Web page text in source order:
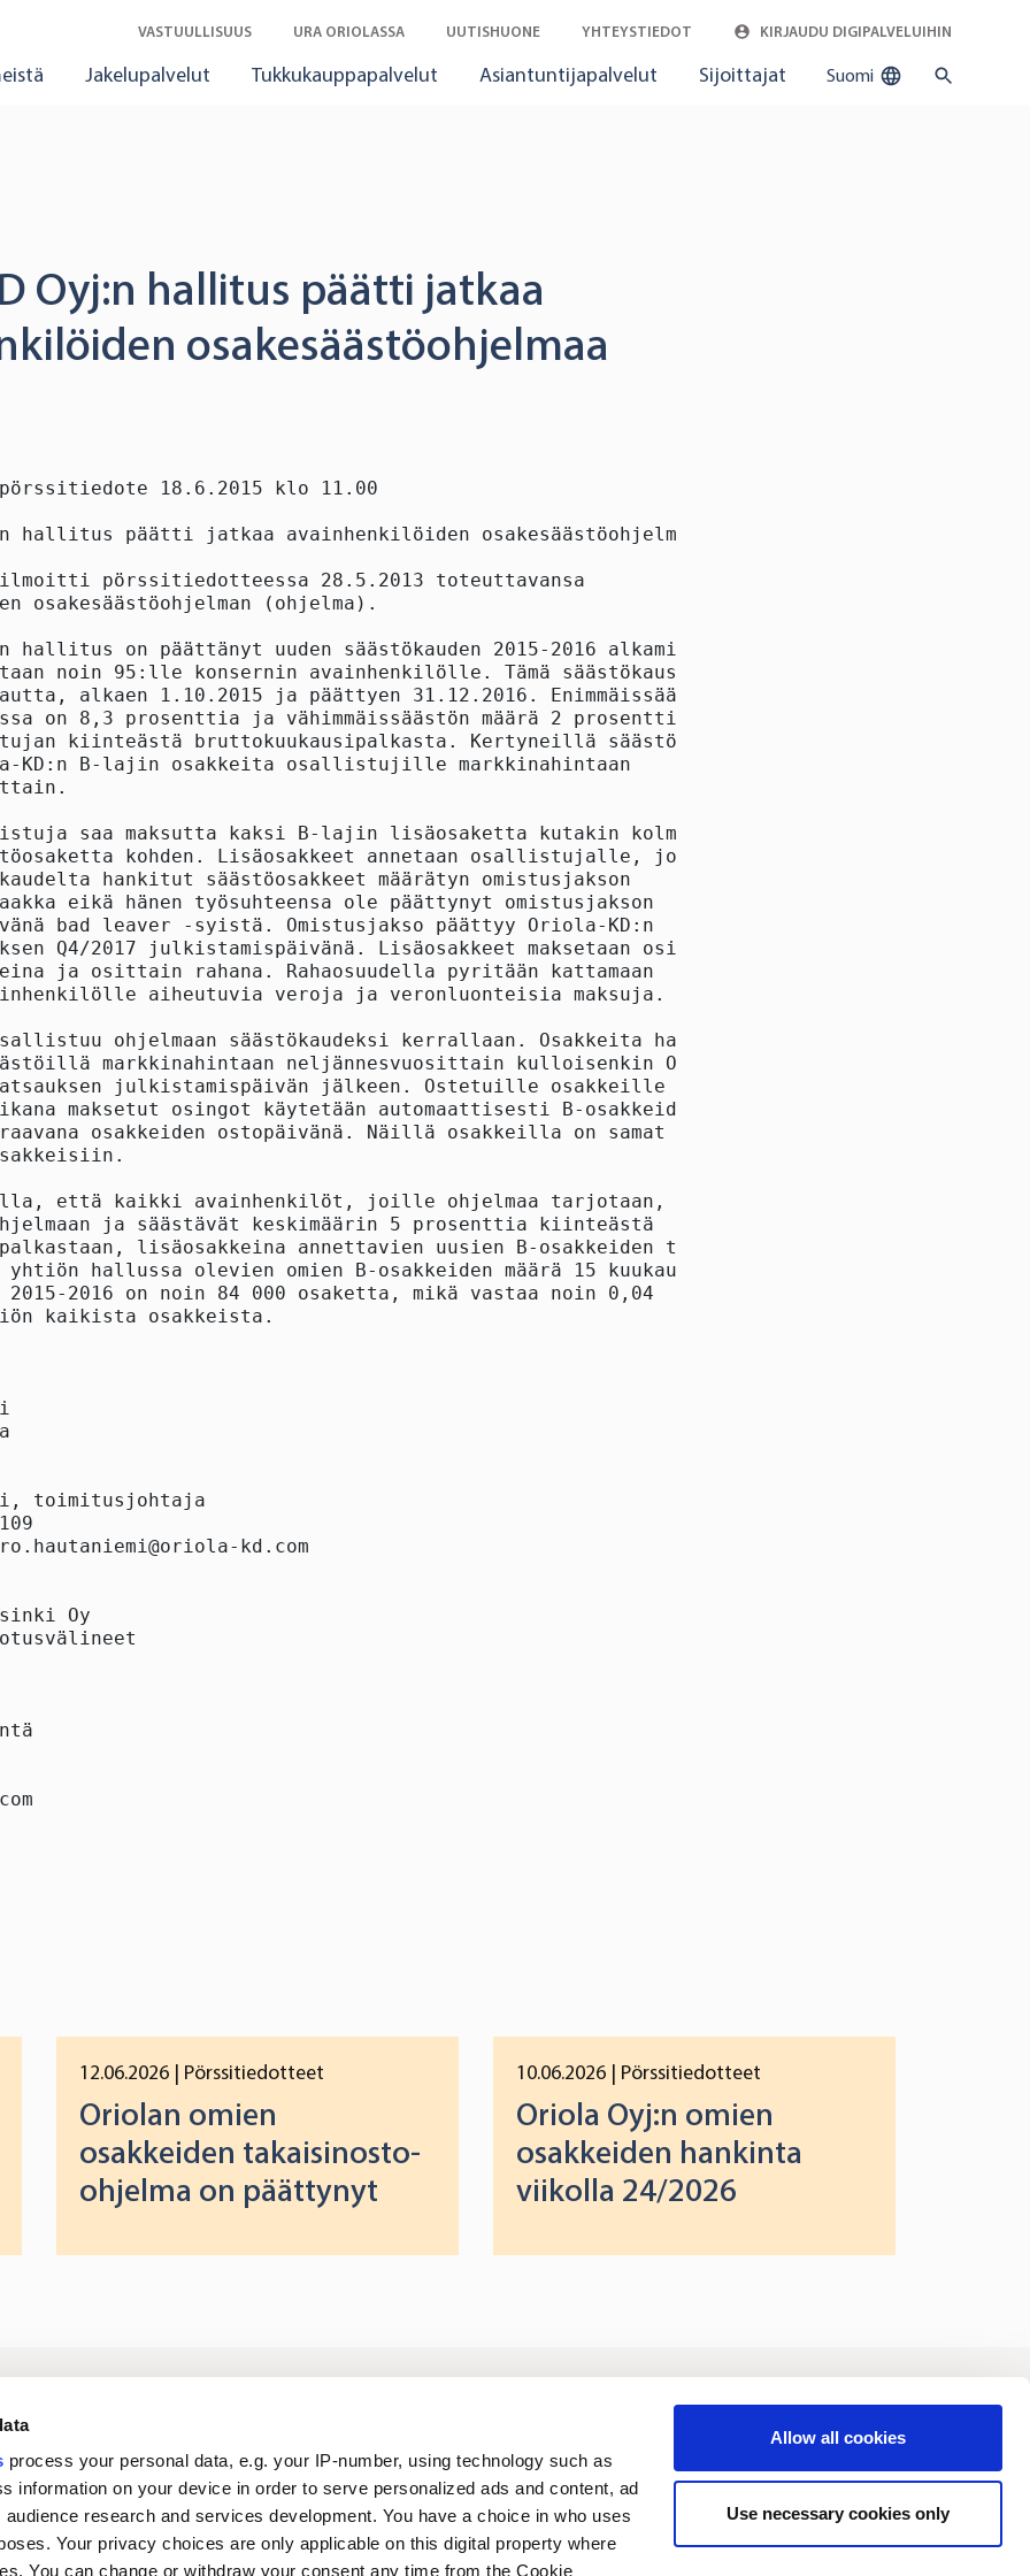
process your personal data, e.g. your IP-number, using technology such as
information on your device in order to serve personalized ads and content, ad
research and services development. You have a choice in who uses
Your privacy choices are only applicable on this digital property where
You can change or withdraw your consent any time from the Cookie
Allow all cookies
Use necessary cookies only
VASTUULLISUUS URA ORIOLASSA UUTISHUONE YHTEYSTIEDOT KIRJAUDU DIGIPALVELUIHIN
Jakelupalvelut Tukkukauppapalvelut Asiantuntijapalvelut Sijoittajat Suomi
Oyj:n hallitus päätti jatkaa
osakesäästöohjelmaa
18.6.2015 klo 11.00
hallitus päätti jatkaa avainhenkilöiden osakesäästöohjelmaa
pörssitiedotteessa 28.5.2013 toteuttavansa
osakesäästöohjelman (ohjelma).
hallitus on päättänyt uuden säästökauden 2015-2016 alkamisesta.
noin 95:lle konsernin avainhenkilölle. Tämä säästökausi
alkaen 1.10.2015 ja päättyen 31.12.2016. Enimmäissäästön
on 8,3 prosenttia ja vähimmäissäästön määrä 2 prosenttia
kiinteästä bruttokuukausipalkasta. Kertyneillä säästöillä
KD:n B-lajin osakkeita osallistujille markkinahintaan
saa maksutta kaksi B-lajin lisäosaketta kutakin kolmea
kohden. Lisäosakkeet annetaan osallistujalle, jos hän
hankitut säästöosakkeet määrätyn omistusjakson
eikä hänen työsuhteensa ole päättynyt omistusjakson
bad leaver -syistä. Omistusjakso päättyy Oriola-KD:n
Q4/2017 julkistamispäivänä. Lisäosakkeet maksetaan osittain
ja osittain rahana. Rahaosuudella pyritään kattamaan
aiheutuvia veroja ja veronluonteisia maksuja.
ohjelmaan säästökaudeksi kerrallaan. Osakkeita hankitaan
markkinahintaan neljännesvuosittain kulloisenkin Oriola-
julkistamispäivän jälkeen. Ostetuille osakkeille alkavan
maksetut osingot käytetään automaattisesti B-osakkeiden
osakkeiden ostopäivänä. Näillä osakkeilla on samat
että kaikki avainhenkilöt, joille ohjelmaa tarjotaan,
ja säästävät keskimäärin 5 prosenttia kiinteästä
lisäosakkeina annettavien uusien B-osakkeiden tai
hallussa olevien omien B-osakkeiden määrä 15 kuukauden
2015-2016 on noin 84 000 osaketta, mikä vastaa noin 0,04
kaikista osakkeista.
toimitusjohtaja
kd.com
Oy
12.06.2026 | Pörssitiedotteet
Oriolan omien
osakkeiden takaisinosto-
ohjelma on päättynyt
10.06.2026 | Pörssitiedotteet
Oriola Oyj:n omien
osakkeiden hankinta
viikolla 24/2026
digipalveluihin
Ura Oriolassa Uutiset